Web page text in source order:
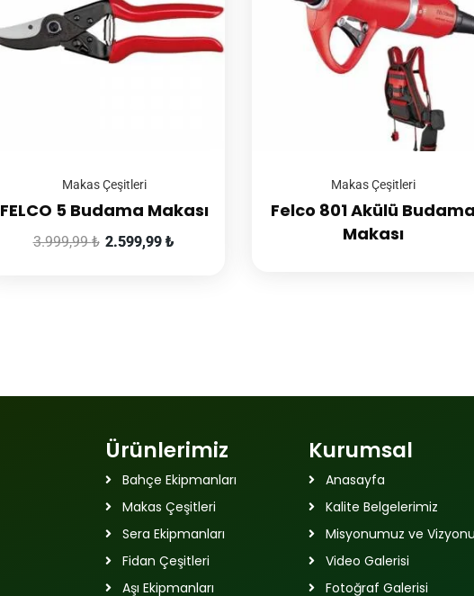
Makas Çeşitleri
FELCO 5 Budama Makası
3.999,99₺ 2.599,99 ₺
Makas Çeşitleri
Felco 801 Akülü Budama
Makası
Ürünlerimiz
Bahçe Ekipmanları
Makas Çeşitleri
Sera Ekipmanları
Fidan Çeşitleri
Aşı Ekipmanları
Kurumsal
Anasayfa
Kalite Belgelerimiz
Misyonumuz ve
Video Galerisi
Fotoğraf Galerisi